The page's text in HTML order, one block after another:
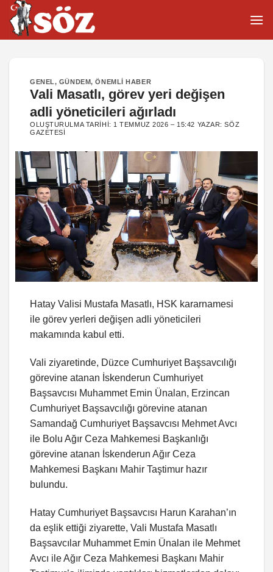
İçeriğe
atla
GENEL, GÜNDEM,ÖNEMLI HABER
Vali Masatlı, görev yeri değişen
adli yöneticileri ağırladı
OLUŞTURULMA TARIHI: 1 TEMMUZ 2026 – 15:42 YAZAR:SÖZ
GAZETESI
Hatay Valisi Mustafa Masatlı, HSK kararnamesi
ile görev yerleri değişen adli yöneticileri
makamında kabul etti.
Vali ziyaretinde, Düzce Cumhuriyet Başsavcılığı
görevine atanan İskenderun Cumhuriyet
Başsavcısı Muhammet Emin Ünalan, Erzincan
Cumhuriyet Başsavcılığı görevine atanan
Samandağ Cumhuriyet Başsavcısı Mehmet Avcı
ile Bolu Ağır Ceza Mahkemesi Başkanlığı
görevine atanan İskenderun Ağır Ceza
Mahkemesi Başkanı Mahir Taştimur hazır
bulundu.
Hatay Cumhuriyet Başsavcısı Harun Karahan’ın
da eşlik ettiği ziyarette, Vali Mustafa Masatlı
Başsavcılar Muhammet Emin Ünalan ile Mehmet
Avcı ile Ağır Ceza Mahkemesi Başkanı Mahir